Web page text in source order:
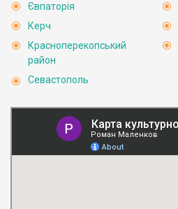
Євпаторія
Керч
Красноперекопський
район
Севастополь